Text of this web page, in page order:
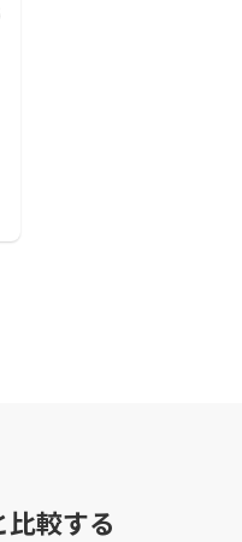
較する